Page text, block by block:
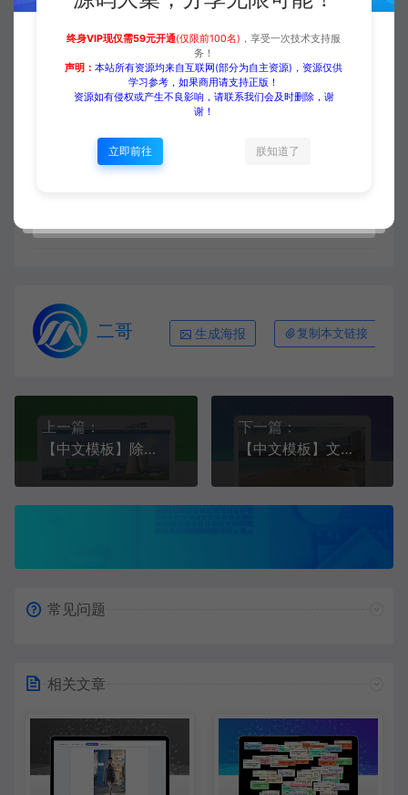
收藏 (0) 打赏 点赞 (0)
源码大集 HTML模板
【中文模板】汽车养护 蓝紫款
二哥 生成海报 复制本文链接
上一篇：
【中文模板】除尘设备 蓝色款 响应式模板包含html+CSS+Js+字体文件全套
下一篇：
【中文模板】文旅行业 浅蓝款 响应式模板包含html+CSS+Js+字体文件全套
常见问题
相关文章
终身VIP现仅需59元开通(仅限前100名) ，享受一次技术支持服
务！
声明：本站所有资源均来自互联网(部分为自主资源)，资源仅供
学习参考，如果商用请支持正版！
资源如有侵权或产生不良影响，请联系我们会及时删除，谢
谢！
立即前往 朕知道了